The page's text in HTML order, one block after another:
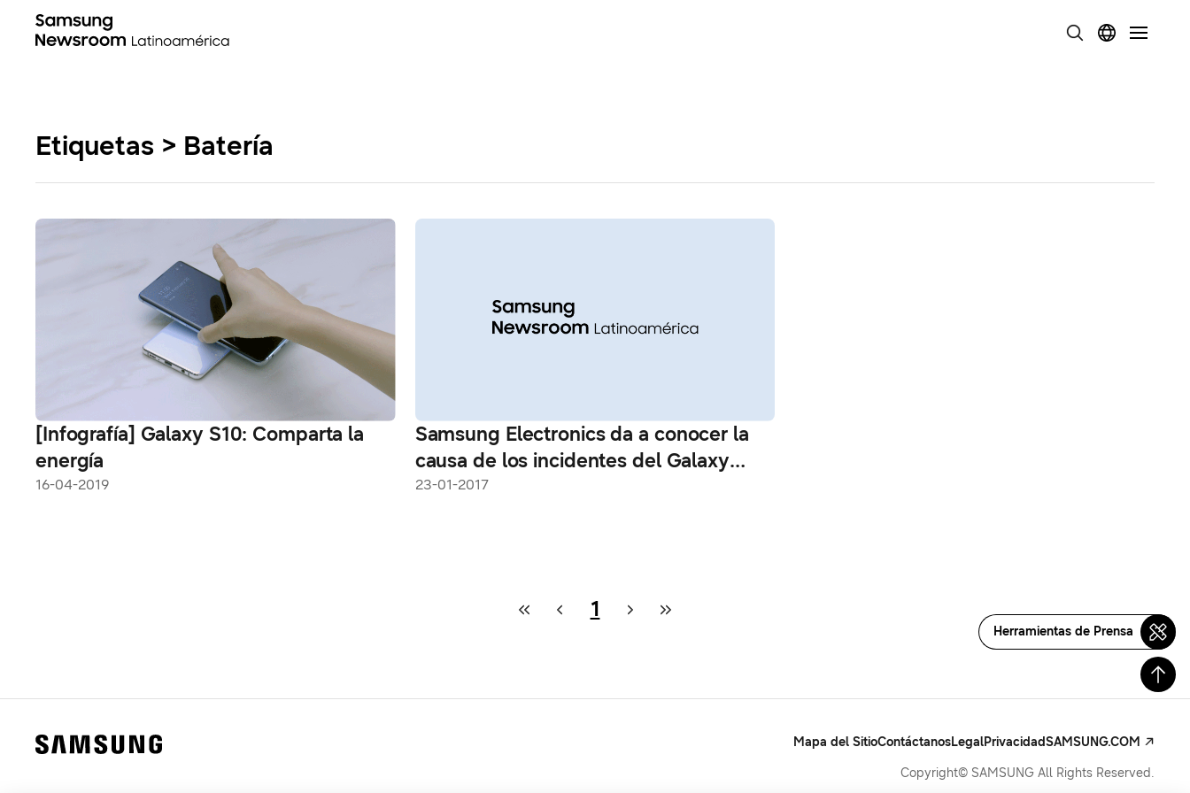
Etiquetas > Batería
[Infografía] Galaxy S10: Comparta la
energía
16-04-2019
Samsung Electronics da a conocer la
causa de los incidentes del Galaxy
Note7
23-01-2017
1
Herramientas de Prensa
Mapa del SitioContáctanosLegalPrivacidadSAMSUNG.COM
Copyright© SAMSUNG All Rights Reserved.